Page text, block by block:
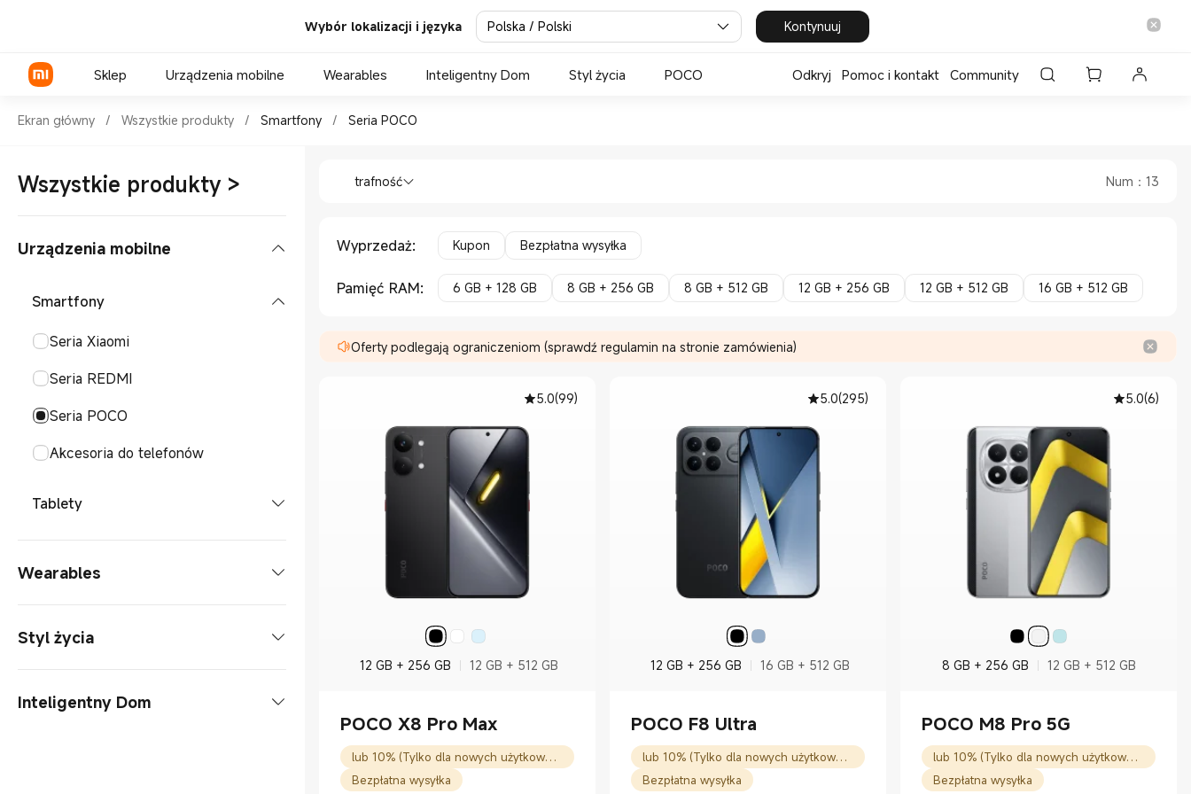
Wybór lokalizacji i języka Polska / Polski Kontynuuj
Sklep Urządzenia mobilne
Seria Xiaomi
Seria POCO
Wearables Inteligentny Dom Styl życia POCO Odkryj Pomoc i kontakt Community
Shop Smartfony Seria POCO in Xiaomi Mi Poland Official Store
Ekran główny / Wszystkie produkty / Smartfony / Seria POCO
Wszystkie produkty>
Urządzenia mobilne
Smartfony
Seria Xiaomi
Seria REDMI
Seria POCO
Akcesoria do telefonów
Tablety
Akcesoria do tabletów
Wearables
Akcesoria do smartwatchy
Słuchawki nauszne
Smart Tags
Styl życia
Inteligentny Dom
trafność Num ： 13
Wyprzedaż: Kupon Bezpłatna wysyłka
Pamięć RAM: 6 GB + 128 GB 8 GB + 256 GB 8 GB + 512 GB 12 GB + 256 GB 12 GB + 512 GB 16 GB + 512 GB
Oferty podlegają ograniczeniom (sprawdź regulamin na stronie zamówienia)
5.0(99)
12 GB + 256 GB 12 GB + 512 GB
POCO X8 Pro Max
lub 10% (Tylko dla nowych użytkowników)
Bezpłatna wysyłka
5.0(295)
12 GB + 256 GB 16 GB + 512 GB
POCO F8 Ultra
lub 10% (Tylko dla nowych użytkowników)
Bezpłatna wysyłka
5.0(6)
8 GB + 256 GB 12 GB + 512 GB
POCO M8 Pro 5G
lub 10% (Tylko dla nowych użytkowników)
Bezpłatna wysyłka